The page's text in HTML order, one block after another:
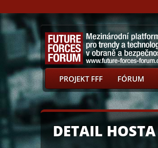
PROJEKT FFF FÓRUM
DETAIL HOSTA